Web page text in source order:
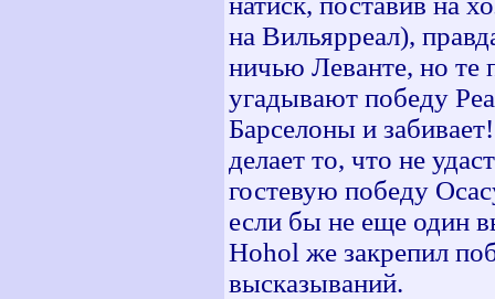
на Вильярреал),
ничью Леванте, но те
угадывают победу
Барселоны и
делает то, что не
гостевую победу
если бы не еще один
Hohol же закрепил
высказываний.